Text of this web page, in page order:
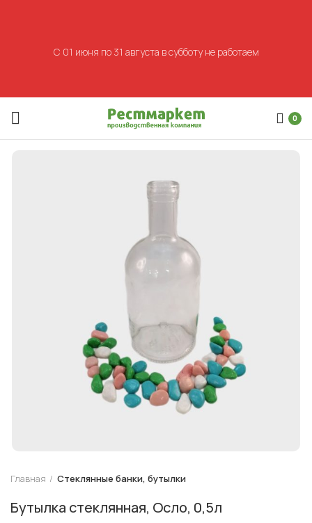
0
Главная Стеклянные банки, бутылки
Бутылка стеклянная, Осло, 0,5л
С 01 июня по 31 августа в субботу не работаем